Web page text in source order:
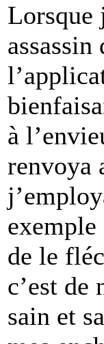
Lorsque
à
renvoya
de le
c’est de
sain et